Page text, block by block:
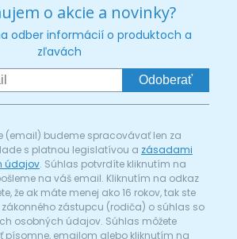
o akcie a novinky?
odber informácií o produktoch a
zľavách
Odoberať
(email) budeme spracovávať len za
s platnou legislatívou a zásadami
údajov. Súhlas potvrdíte kliknutím na
na váš email. Kliknutím na odkaz
že ak máte menej ako 16 rokov, tak ste
zástupcu (rodiča) o súhlas so
osobných údajov. Súhlas môžete
písomne, emailom alebo kliknutím na